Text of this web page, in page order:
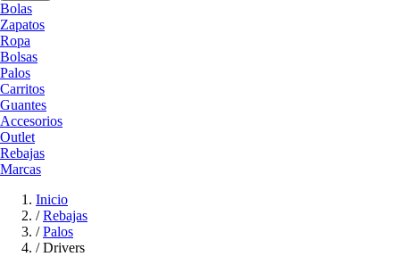
Bolas
Zapatos
Ropa
Bolsas
Palos
Carritos
Guantes
Accesorios
Outlet
Rebajas
Marcas
Inicio
/ Rebajas
/ Palos
/ Drivers